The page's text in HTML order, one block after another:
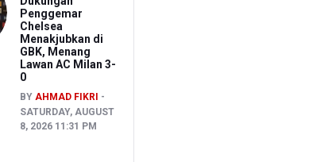
Penggemar
Chelsea
Menakjubkan di
GBK, Menang
Lawan AC Milan 3-
0
BY AHMAD FIKRI
SATURDAY, AUGUST
8, 2026 11:31 PM